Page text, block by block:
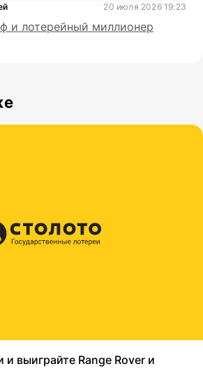
20 июля 2026 19:23
и лотерейный миллионер
и выиграйте Range Rover и